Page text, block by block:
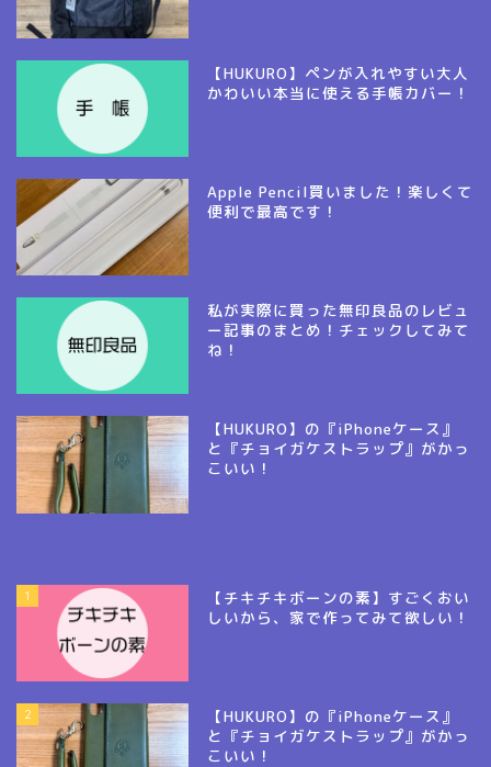
【HUKURO】ペンが入れやすい大人
かわいい本当に使える手帳カバー！
Apple Pencil買いました！楽しくて
便利で最高です！
私が実際に買った無印良品のレビュ
ー記事のまとめ！チェックしてみて
ね！
【HUKURO】の『iPhoneケース』
と『チョイガケストラップ』がかっ
こいい！
1
【チキチキボーンの素】すごくおい
しいから、家で作ってみて欲しい！
2
【HUKURO】の『iPhoneケース』
と『チョイガケストラップ』がかっ
こいい！